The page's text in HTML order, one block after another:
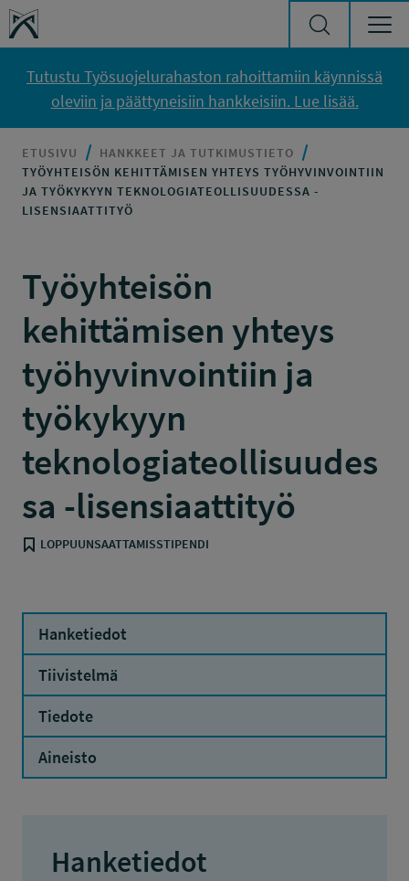
Siirry sisältöön
Työsuojelurahasto
Tutustu Työsuojelurahaston rahoittamiin käynnissä
oleviin ja päättyneisiin hankkeisiin. Lue lisää.
ETUSIVU
HANKKEET JA TUTKIMUSTIETO
TYÖYHTEISÖN KEHITTÄMISEN YHTEYS TYÖHYVINVOINTIIN
JA TYÖKYKYYN TEKNOLOGIATEOLLISUUDESSA -
LISENSIAATTITYÖ
Työyhteisön
kehittämisen yhteys
työhyvinvointiin ja
työkykyyn
teknologiateollisuudes
sa -lisensiaattityö
LOPPUUNSAATTAMISSTIPENDI
Hanketiedot
Tiivistelmä
Tiedote
Aineisto
Hanketiedot